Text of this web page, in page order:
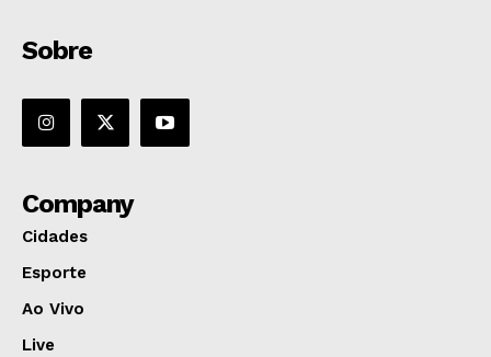
Sobre
Company
Cidades
Esporte
Ao Vivo
Live